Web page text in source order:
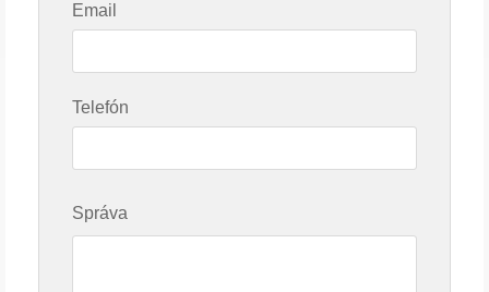
Email
Telefón
Správa